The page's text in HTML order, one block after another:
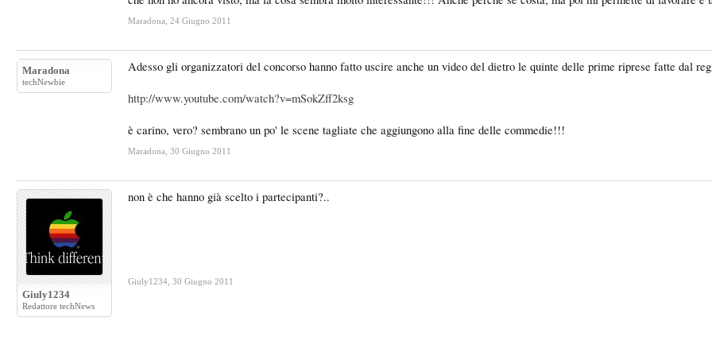
Maradona 24 Giugno 2011
Maradona
techNewbie
Adesso gli organizzatori del concorso hanno fatto uscire anche un video del dietro le quinte delle prime riprese fatte dal
http://www.youtube.com/watch?v=mSokZff2ksg
è carino, vero? sembrano un po' le scene tagliate che aggiungono alla fine delle commedie!!!
Maradona 30 Giugno 2011
Giuly1234
Redattore techNews
non è che hanno già scelto i partecipanti?..
Giuly1234 30 Giugno 2011